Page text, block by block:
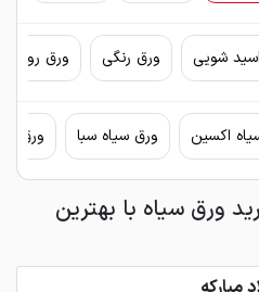
شویی ورق رنگی ورق
اکسین ورق سیاه سبا ورق
ورق سیاه با بهترین